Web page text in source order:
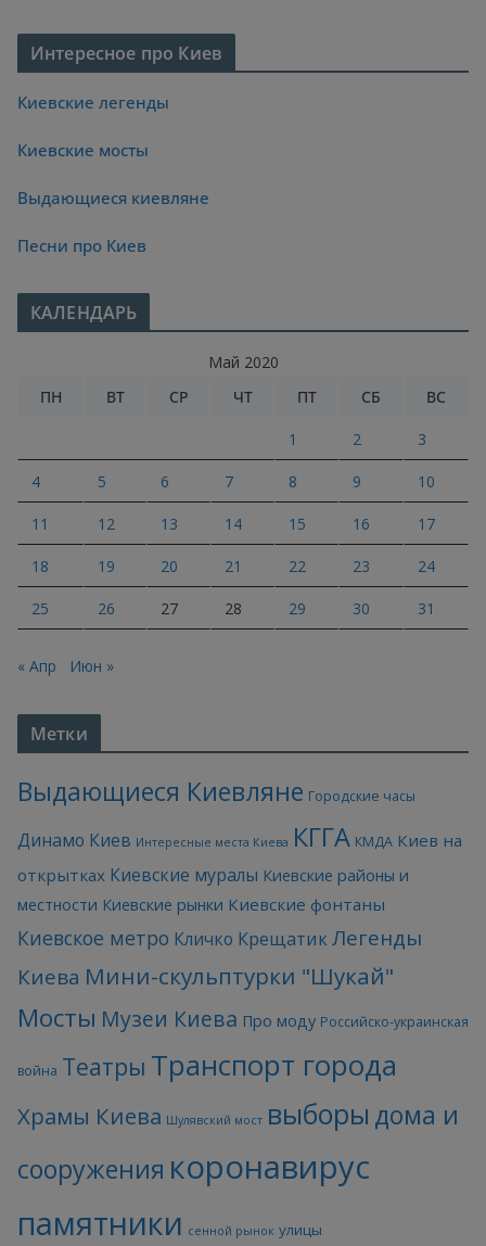
Интересное про Киев
Киевские легенды
Киевские мосты
Выдающиеся киевляне
Песни про Киев
КАЛЕНДАРЬ
Май 2020
ПН
ВТ СР ЧТ ПТ СБ ВС
1 2 3
4 5 6 7 8 9 10
11 12 13 14 15 16 17
18 19 20 21 22 23 24
25 26 27 28 29 30 31
« Апр Июн »
Метки
Выдающиеся Киевляне Городские часы
Динамо Киев Интересные места Киева КГГА КМДА Киев на
открытках Киевские муралы Киевские районы и
местности Киевские рынки Киевские фонтаны
Киевское метро Кличко КрещатикЛегенды
Киева Мини-скульптурки "Шукай"
Мосты Музеи Киева Про моду Российско-украинская
война Театры Транспорт города
Храмы Киева Шулявский мост выборы дома и
сооружения коронавирус
памятники сенной рынок улицы